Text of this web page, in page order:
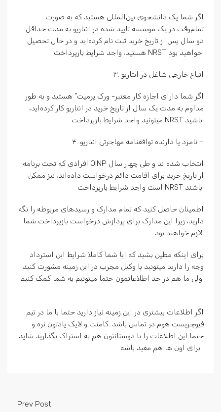
اگر شما یک دانشجوی بین‌المللی هستید که به صورت
تمام‌وقت در یک موسسه تایید شده در انتاریو به مدت حداقل
دو سال پس از تاریخ خرید ثبت نام کرده‌اید و در حال تحصیل
هستید، واجد شرایط بازپرداخت NRST خواهید بود.
۳. اتباع خارجی شاغل در انتاریو
اگر شما دارای اجازه کار معتبر- ورک پرمیت” هستید و به طور
مداوم به مدت یک سال از تاریخ خرید در انتاریو کار کرده‌اید،
میتونید واجد شرایط بازپرداخت NRST باشید.
۴. نامزد یا دارنده توافقنامه مهاجرتی انتاریو –
افرادی که تحت برنامه OINP انتخاب شده‌اند و طی چهار سال
از تاریخ خرید برای اقامت دائم درخواست داده‌اند، نیز ممکن
است واجد شرایط بازپرداخت NRST باشند.
اطمینان حاصل کنید که تمام مدارک و رسیدهای مربوطه را نگه
دارید، زیرا این مدارک برای پردازش درخواست بازپرداخت شما
لازم خواهند بود.
برای اینکه مطین بشید که ایا شما کاملا شرایط این استرداد
وجه را دارید میتونید با وکیل مجرب در این زمینه مشورت کنید
.ولی ما هم در حد اطلاعاتمون حتما میتونیم به شما کمک کنیم
.
اگر اطلاعات بیشتری در این زمینه نیاز دارید حتما با ما در تیم
فیوچریست هوم در تماس باشد .کامنت و لایک یادتون نره و
حتما این اطلاعات را با دوستانتون هم به استراک بگذارید شاید
برای اون ها هم مفید باشه .
Prev Post